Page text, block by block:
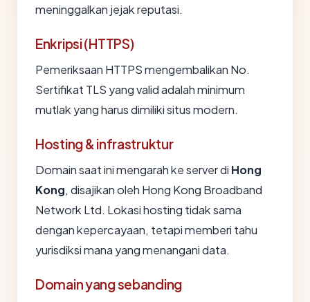
meninggalkan jejak reputasi.
Enkripsi (HTTPS)
Pemeriksaan HTTPS mengembalikan No.
Sertifikat TLS yang valid adalah minimum
mutlak yang harus dimiliki situs modern.
Hosting & infrastruktur
Domain saat ini mengarah ke server di Hong
Kong, disajikan oleh Hong Kong Broadband
Network Ltd. Lokasi hosting tidak sama
dengan kepercayaan, tetapi memberi tahu
yurisdiksi mana yang menangani data.
Domain yang sebanding